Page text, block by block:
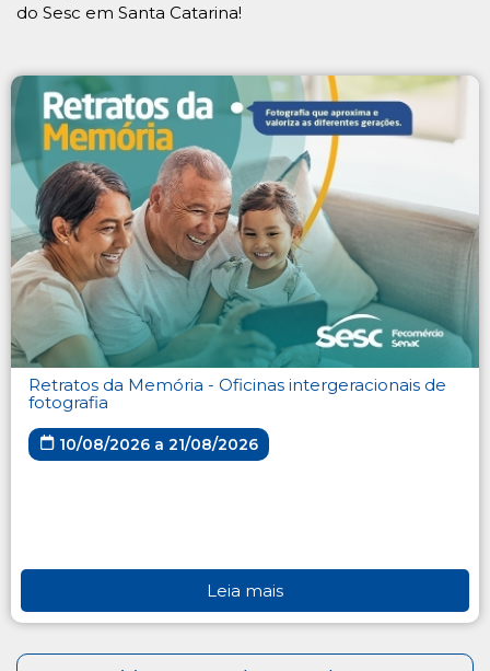
do Sesc em Santa Catarina!
Retratos da Memória - Oficinas intergeracionais de
fotografia
10/08/2026 a 21/08/2026
Leia mais